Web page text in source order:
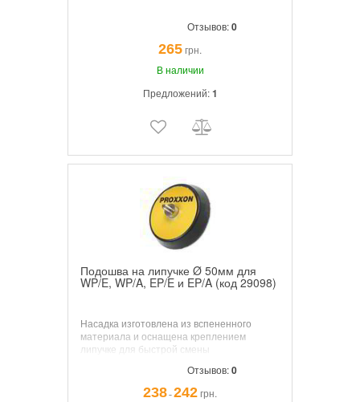
Отзывов:0
265грн.
В наличии
Предложений:1
Подошва на липучке Ø 50мм для
WP/E, WP/A, EP/E и EP/A (код 29098)
Насадка изготовлена из вспененного
материала и оснащена креплением
липучке для быстрой смены
дисков. Диаметр насадки: 50 мм. Для
работы с полировальными машинами
Отзывов:0
238¯242грн.